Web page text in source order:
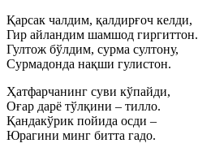
Қарсак чалдим, қалдирғоч келди,
Гир айландим шамшод гиргиттон.
Гултож бўлдим, сурма султону,
Сурмадонда нақши гулистон.
Ҳатфарчанинг суви кўпайди,
Оғар дарё тўлқини – тилло.
Қандакўрик пойида осди –
Юрагини минг битта гадо.